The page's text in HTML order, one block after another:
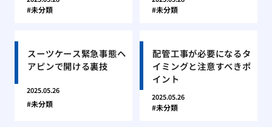
未分類 未分類
スーツケース緊急事態ヘ
アピンで開ける裏技
2025.05.26
未分類
配管工事が必要になるタ
イミングと注意すべきポ
イント
2025.05.26
未分類